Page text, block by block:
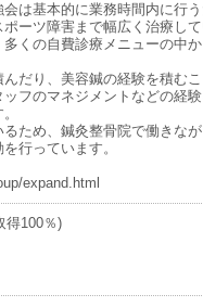
は基本的に業務時間内に行
ーツ障害まで幅広く治療して
くの自費診療メニューの
だり、美容鍼の経験を積むこ
フのマネジメントなどの経
ため、鍼灸整骨院で働きな
行っています。
expand.html
得100％)